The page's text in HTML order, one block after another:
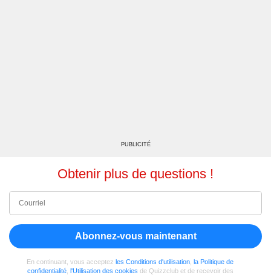
PUBLICITÉ
Obtenir plus de questions !
Abonnez-vous maintenant
En continuant, vous acceptez les Conditions d'utilisation la Politique de
confidentialité, l'Utilisation des cookies de Quizzclub et de recevoir des